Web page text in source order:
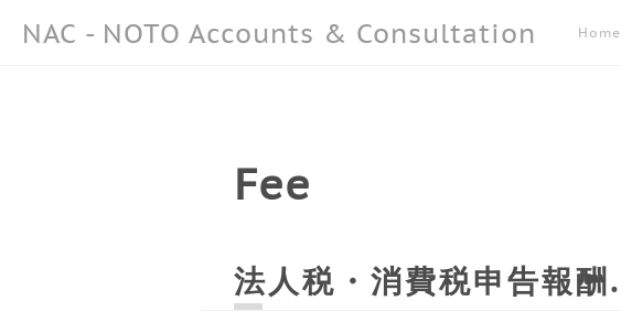
NAC - NOTO Accounts & Consultation Home
Fee
法人税・消費税申告報酬